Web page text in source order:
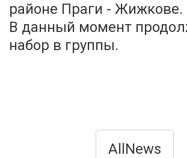
районе Праги - Жижкове.
В данный момент
набор в группы.
AllNews